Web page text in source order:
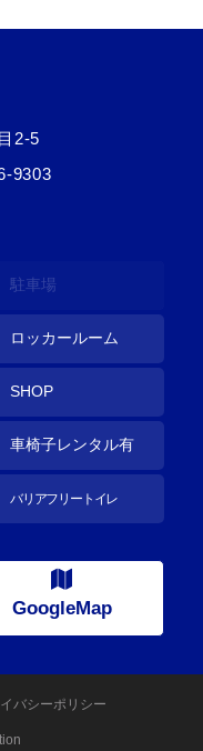
2-5
9303
駐車場
ロッカールーム
SHOP
車椅子レンタル有
バリアフリートイレ
GoogleMap
バシーポリシー